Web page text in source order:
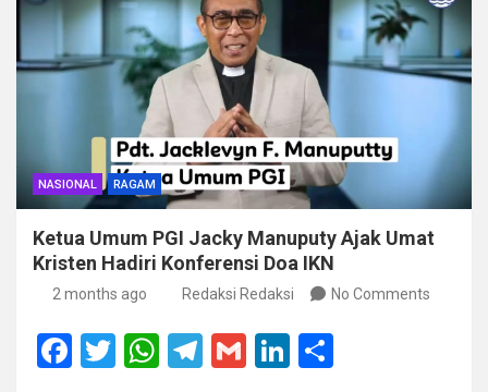
NASIONAL RAGAM
Ketua Umum PGI Jacky Manuputy Ajak Umat
Kristen Hadiri Konferensi Doa IKN
2 months ago Redaksi Redaksi No Comments
F
T
W T
G
Li